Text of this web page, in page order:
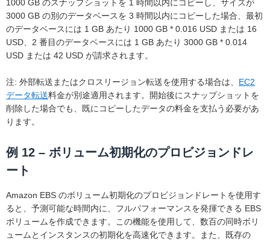
1000 GB のスナップショットを 1 時間以内にコピーし、サイズが
3000 GB の別のデータベースを 3 時間以内にコピーした場合、最初
のデータベースには 1 GB あたり 1000 GB * 0.016 USD または 16
USD、2 番目のデータベースには 1 GB あたり 3000 GB * 0.014
USD または 42 USD が請求されます。
注: 外部転送またはクロスリージョン転送を使用する場合は、 EC2
データ転送料金が別途適用されます。開始後にスナップショットを
削除した場合でも、既にコピーしたデータの料金を支払う必要があ
ります。
例 12 – ボリューム初期化のプロビジョンドレ
ート
Amazon EBS のボリューム初期化のプロビジョンドレートを使用す
ると、予測可能な時間内に、フルパフォーマンスを発揮できる EBS
ボリュームを作成できます。この機能を使用して、数百の同時ボリ
ュームとインスタンスの初期化を高速化できます。また、既存の